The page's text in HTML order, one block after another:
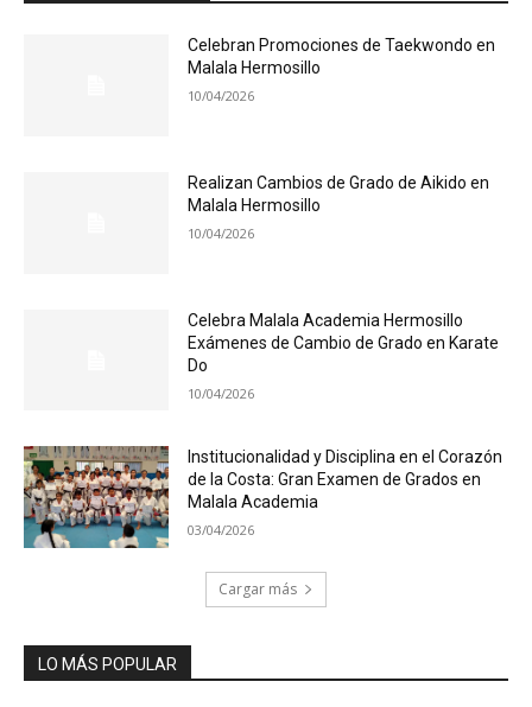
Celebran Promociones de Taekwondo en
Malala Hermosillo
10/04/2026
Realizan Cambios de Grado de Aikido en
Malala Hermosillo
10/04/2026
Celebra Malala Academia Hermosillo
Exámenes de Cambio de Grado en Karate
Do
10/04/2026
Institucionalidad y Disciplina en el Corazón
de la Costa: Gran Examen de Grados en
Malala Academia
03/04/2026
Cargar más
LO MÁS POPULAR